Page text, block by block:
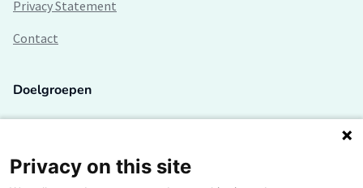
Privacy Statement
Contact
Doelgroepen
Lectoren en onderzoekers
Privacy on this site